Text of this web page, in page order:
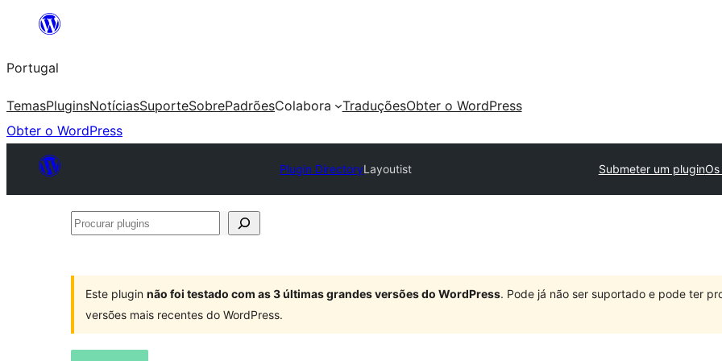
Saltar
o
conteúdo
Portugal
TemasPluginsNotíciasSuporteSobrePadrõesColabora TraduçõesObter o WordPress
Obter o WordPress
Plugin DirectoryLayoutist Submeter um plugin
Procurar
Este plugin não foi testado com as 3 últimas grandes versões do WordPress. Pode já não ser suportado e pode ter
versões mais recentes do WordPress.